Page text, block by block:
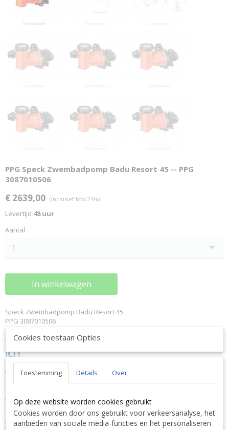
PPG Speck Zwembadpomp Badu Resort 45 -- PPG
3087010506
€ 2639,00 (inclusief btw 21%)
Levertijd 48 uur
Aantal
In winkelwagen
Speck Zwembadpomp Badu Resort 45
PPG 3087010506
VRAAG NU UW KORTING
ICI !
Of bel ons op 0032 (0)9 378 24 30 want vragen kost niks en is
VRIJBLIJVEND ! We geven altijd de laagste prijsgarantie en
bovendien persoonlijk advies.
Wij geven op aanvraag via mail hierop een KORTING inclusief
levering.
OMSCHRIJVING
Cookies toestaan Opties
Toestemming Details Over
Op deze website worden cookies gebruikt
Cookies worden door ons gebruikt voor verkeersanalyse, het
aanbieden van sociale media-functies en het personaliseren